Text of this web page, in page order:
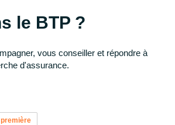
le BTP ?
vous conseiller et répondre à
d'assurance.